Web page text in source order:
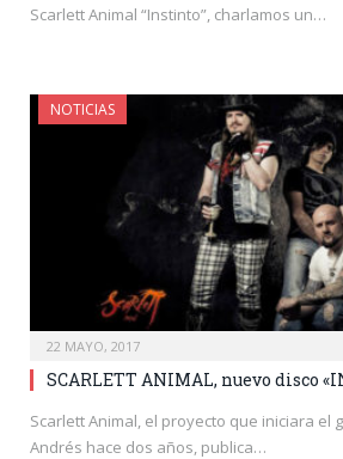
Scarlett Animal “Instinto”, charlamos un…
NOTICIAS
22 MAYO, 2017
SCARLETT ANIMAL, nuevo disco
Scarlett Animal, el proyecto que iniciara el
Andrés hace dos años, publica…